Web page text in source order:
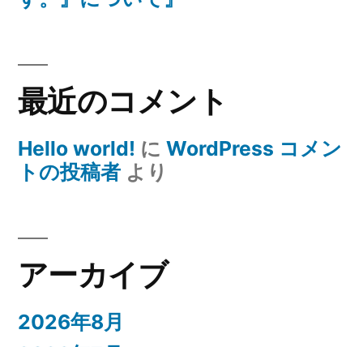
す
の
か
に
最近のコメント
Hello world! に WordPress コメン
トの投稿者 より
アーカイブ
2026年8月